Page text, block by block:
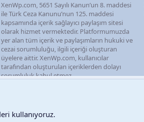
XenWp.com, 5651 Sayılı Kanun’un 8. maddesi
ile Türk Ceza Kanunu’nun 125. maddesi
kapsamında içerik sağlayıcı paylaşım sitesi
olarak hizmet vermektedir. Platformumuzda
yer alan tüm içerik ve paylaşımların hukuki ve
cezai sorumluluğu, ilgili içeriği oluşturan
üyelere aittir. XenWp.com, kullanıcılar
tarafından oluşturulan içeriklerden dolayı
sorumluluk kabul etmez.
Destek talepleri